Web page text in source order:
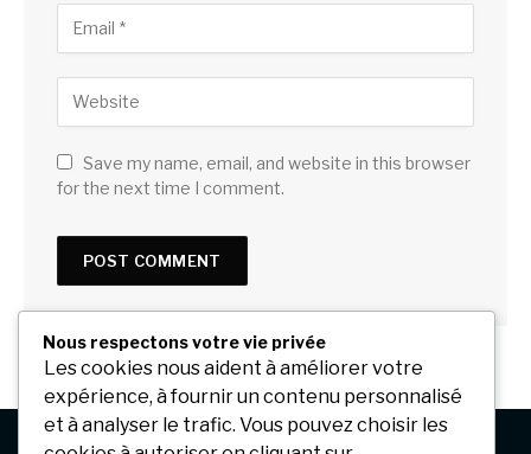
Save my name, email, and website in this browser
for the next time I comment.
Nous respectons votre vie privée
Les cookies nous aident à améliorer votre
expérience, à fournir un contenu personnalisé
et à analyser le trafic. Vous pouvez choisir les